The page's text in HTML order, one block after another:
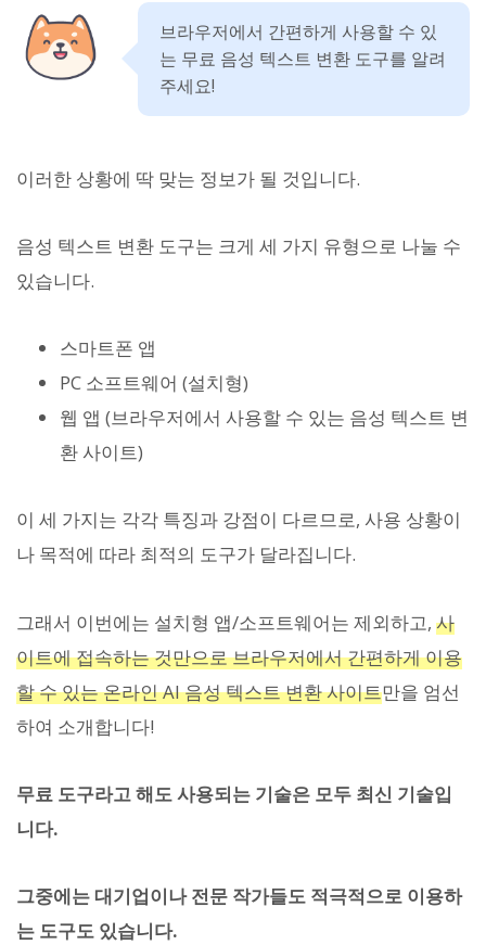
브라우저에서 간편하게 사용할 수 있
는 무료 음성 텍스트 변환 도구를 알려
주세요!
이러한 상황에 딱 맞는 정보가 될 것입니다.
음성 텍스트 변환 도구는 크게 세 가지 유형으로 나눌 수
있습니다.
스마트폰 앱
PC 소프트웨어 (설치형)
웹 앱 (브라우저에서 사용할 수 있는 음성 텍스트 변
환 사이트)
이 세 가지는 각각 특징과 강점이 다르므로, 사용 상황이
나 목적에 따라 최적의 도구가 달라집니다.
그래서 이번에는 설치형 앱/소프트웨어는 제외하고, 사
이트에 접속하는 것만으로 브라우저에서 간편하게 이용
할 수 있는 온라인 AI 음성 텍스트 변환 사이트만을 엄선
하여 소개합니다!
무료 도구라고 해도 사용되는 기술은 모두 최신 기술입
니다.
그중에는 대기업이나 전문 작가들도 적극적으로 이용하
는 도구도 있습니다.